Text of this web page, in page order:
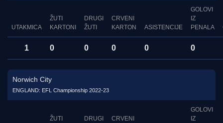
UTAKMICA
ŽUTI
KARTONI
DRUGI
ŽUTI
CRVENI
KARTON
ASISTENCIJE
GOLOVI
IZ
PENALA
1 0 0 0 0 0
Norwich City
ENGLAND: EFL Championship 2022-23
ŽUTI
DRUGI
CRVENI
GOLOVI
IZ